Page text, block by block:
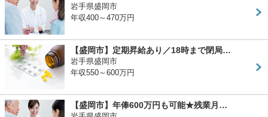
岩手県盛岡市
年収400～470万円
【盛岡市】定期昇給あり／18時まで閉局…
岩手県盛岡市
年収550～600万円
【盛岡市】年俸600万円も可能★残業月…